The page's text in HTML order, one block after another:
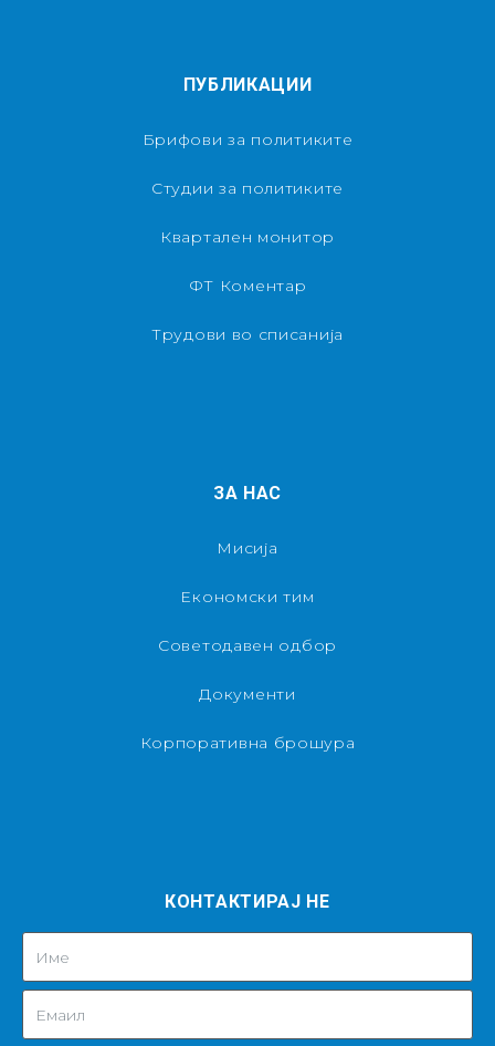
ПУБЛИКАЦИИ
Брифови за политиките
Студии за политиките
Квартален монитор
ФТ Коментар
Трудови во списанија
ЗА НАС
Мисија
Економски тим
Советодавен одбор
Документи
Корпоративна брошура
КОНТАКТИРАЈ НЕ